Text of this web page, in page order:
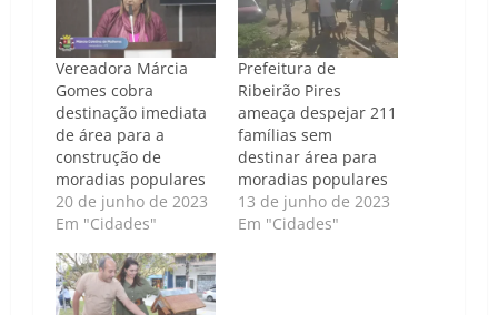
Vereadora Márcia
Gomes cobra
destinação imediata
de área para a
construção de
moradias populares
20 de junho de 2023
Em "Cidades"
Prefeitura de
Ribeirão Pires
ameaça despejar 211
famílias sem
destinar área para
moradias populares
13 de junho de 2023
Em "Cidades"